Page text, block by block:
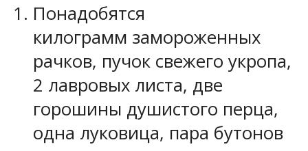
Понадобятся
килограмм замороженных
рачков, пучок свежего укропа,
2 лавровых листа, две
горошины душистого перца,
одна луковица, пара бутонов